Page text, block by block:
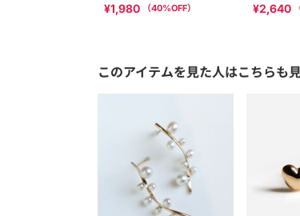
¥1,980 （40%OFF） ¥2,640